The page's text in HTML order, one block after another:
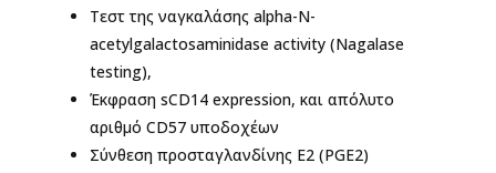
Τεστ της ναγκαλάσης alpha-N-
acetylgalactosaminidase activity (Nagalase
testing),
Έκφραση sCD14 expression, και απόλυτο
αριθμό CD57 υποδοχέων
Σύνθεση προσταγλανδίνης E2 (PGE2)